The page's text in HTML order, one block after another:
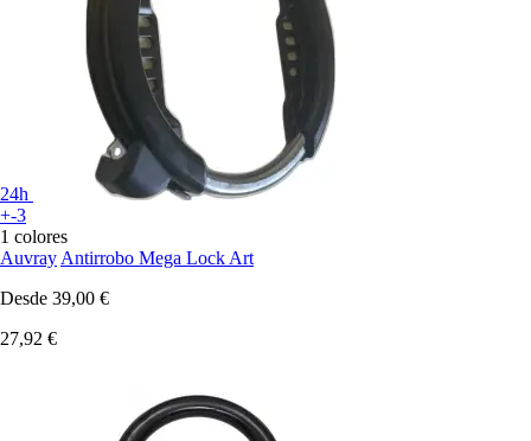
24h
+-3
1 colores
Auvray Antirrobo Mega Lock Art
Desde 39,00 €
27,92 €